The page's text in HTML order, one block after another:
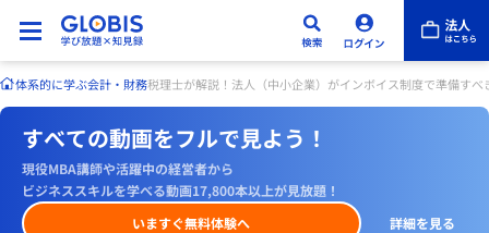
体系的に学ぶ会計・財務税理士が解説！法人（中小企業）がインボイス制度で準備すべ
すべての動画をフルで見よう！
現役MBA講師や活躍中の経営者から
ビジネススキルを学べる動画17,800本以上が見放題！
いますぐ無料体験へ
詳細を見る